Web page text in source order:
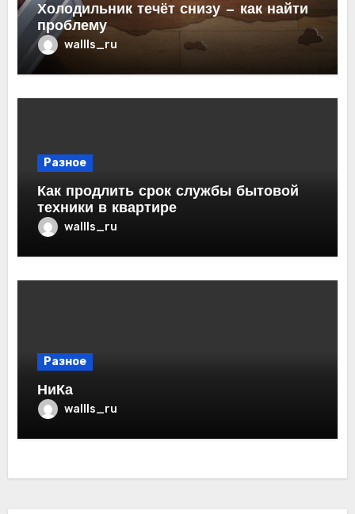
Холодильник течёт снизу — как найти
проблему
wallls_ru
Разное
Как продлить срок службы бытовой
техники в квартире
wallls_ru
Разное
НиКа
wallls_ru